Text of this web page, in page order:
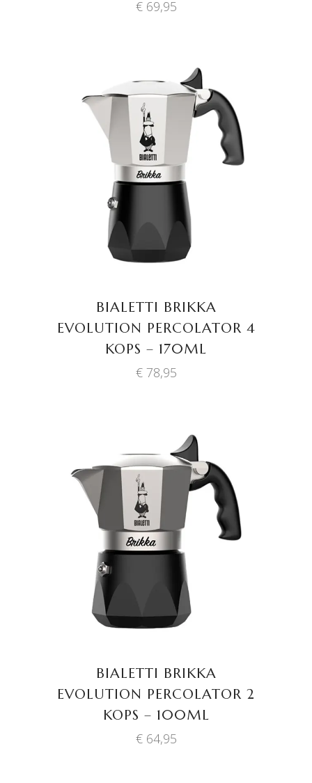
€69,95
TOEVOEGEN AAN
WINKELWAGEN
BIALETTI BRIKKA
EVOLUTION PERCOLATOR 4
KOPS – 170ML
€78,95
TOEVOEGEN AAN
WINKELWAGEN
BIALETTI BRIKKA
EVOLUTION PERCOLATOR 2
KOPS – 100ML
€64,95